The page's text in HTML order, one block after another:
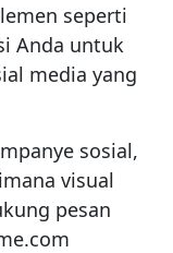
seperti
Anda untuk
media yang
sosial,
visual
pesan